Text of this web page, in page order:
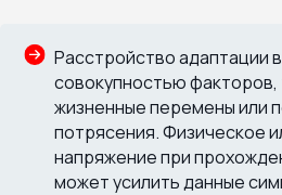
Расстройство адаптации
совокупностью факторов,
жизненные перемены или
потрясения. Физическое
напряжение при
может усилить данные